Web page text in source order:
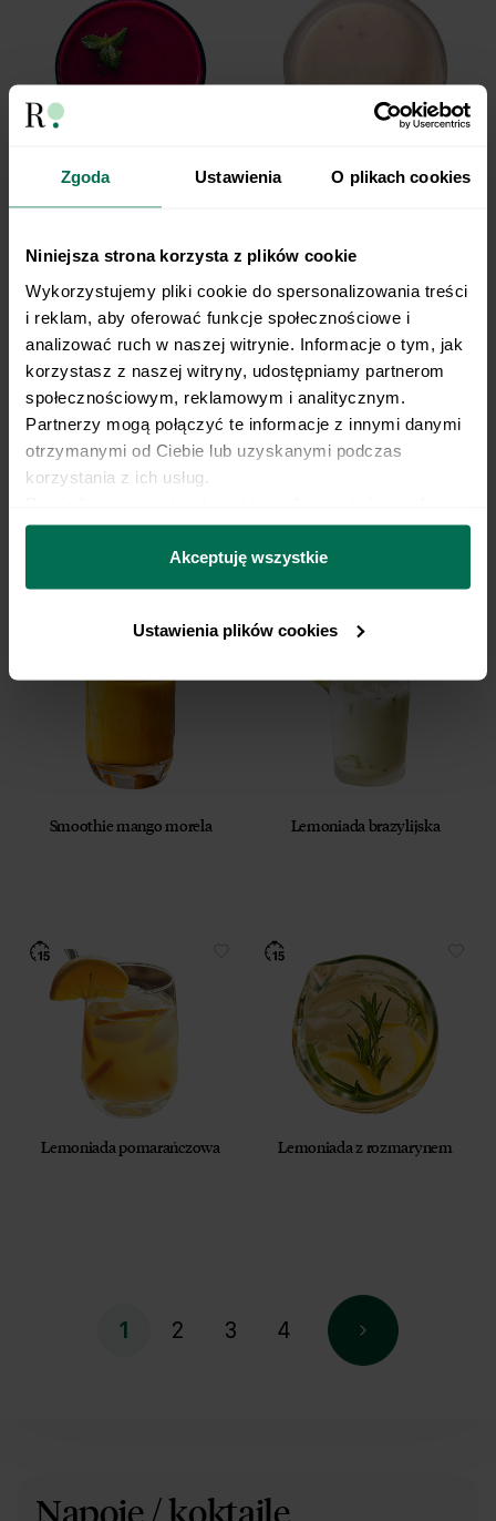
Zgoda Ustawienia O plikach cookies
Niniejsza strona korzysta z plików cookie
Wykorzystujemy pliki cookie do spersonalizowania treści
i reklam, aby oferować funkcje społecznościowe i
analizować ruch w naszej witrynie. Informacje o tym, jak
korzystasz z naszej witryny, udostępniamy partnerom
społecznościowym, reklamowym i analitycznym.
Partnerzy mogą połączyć te informacje z innymi danymi
otrzymanymi od Ciebie lub uzyskanymi podczas
korzystania z ich usług.
można się z nami skontaktować i w jaki sposób
przetwarzamy dane osobowe w ramach
prywatności.
Akceptuję wszystkie
Ustawienia plików cookies
Koktajl z buraka
Kefir z brzoskwinią i
Smoothie mango morela Lemoniada brazylijska
Lemoniada pomarańczowa Lemoniada z rozmarynem
1 2 3 4
Napoje / koktajle